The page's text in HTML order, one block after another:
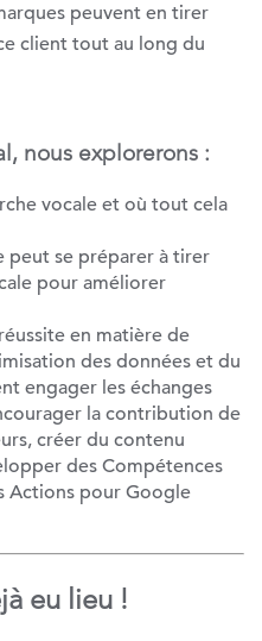
peuvent en tirer
client tout au long du
nous explorerons :
vocale et où tout cela
peut se préparer à tirer
pour améliorer
en matière de
des données et du
engager les échanges
la contribution de
créer du contenu
des Compétences
Actions pour Google
eu lieu !